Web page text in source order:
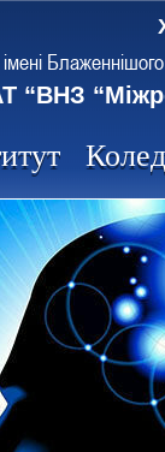
імені
“ВНЗ